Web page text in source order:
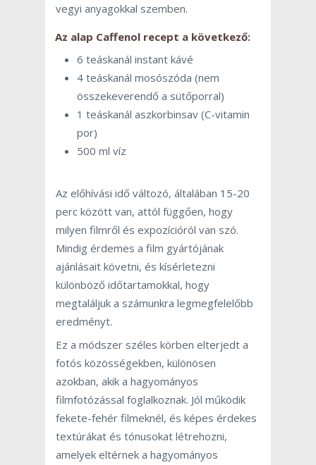
vegyi anyagokkal szemben.
Az alap Caffenol recept a következő:
6 teáskanál instant kávé
4 teáskanál mosószóda (nem
összekeverendő a sütőporral)
1 teáskanál aszkorbinsav (C-vitamin
por)
500 ml víz
Az előhívási idő változó, általában 15-20
perc között van, attól függően, hogy
milyen filmről és expozícióról van szó.
Mindig érdemes a film gyártójának
ajánlásait követni, és kísérletezni
különböző időtartamokkal, hogy
megtaláljuk a számunkra legmegfelelőbb
eredményt.
Ez a módszer széles körben elterjedt a
fotós közösségekben, különösen
azokban, akik a hagyományos
filmfotózással foglalkoznak. Jól működik
fekete-fehér filmeknél, és képes érdekes
textúrákat és tónusokat létrehozni,
amelyek eltérnek a hagyományos